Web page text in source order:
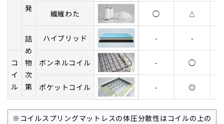
発
繊維わた ◯ △
詰
め
物
次
第
ハイブリッド - -
コ
イ
ル
ボンネルコイル - ◯
ポケットコイル - ◎
※コイルスプリングマットレスの体圧分散性はコイルの上の